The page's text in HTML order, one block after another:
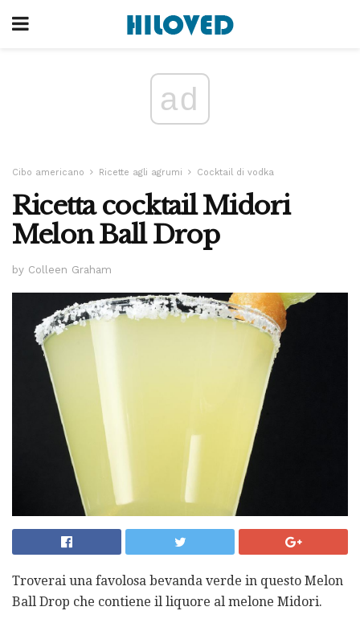
ad
Cibo americano Ricette agli agrumi Cocktail di vodka
Ricetta cocktail Midori
Melon Ball Drop
by Colleen Graham
Troverai una favolosa bevanda verde in questo Melon
Ball Drop che contiene il liquore al melone Midori.